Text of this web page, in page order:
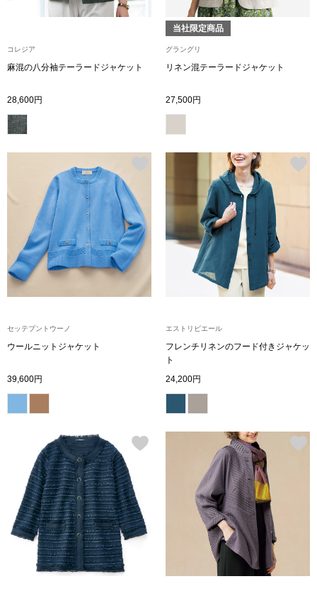
ハンドバッグ
ショルダーバ
クラッチバッグ
ボディバッグ
その他
シューズ
スリップオン
レースアップ
コレジア
麻混の八分袖テーラードジャケット
28,600円
当社限定商品
グラングリ
リネン混テーラードジャケット
27,500円
セッテプントウーノ
ウールニットジャケット
39,600円
エストリビエール
フレンチリネンのフード付きジャケッ
ト
24,200円